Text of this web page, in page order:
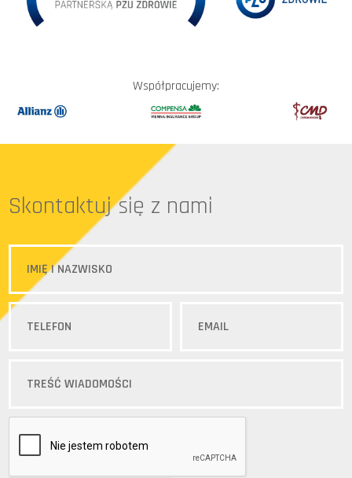
Współpracujemy:
Skontaktuj się z nami